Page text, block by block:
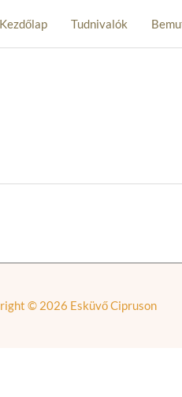
Kezdőlap Tudnivalók
© 2026 Esküvő Cipruson